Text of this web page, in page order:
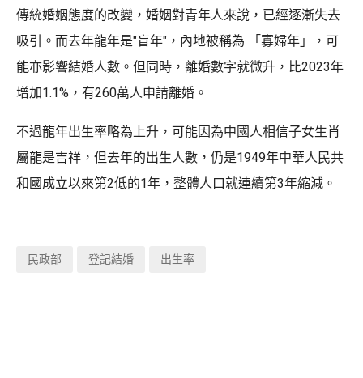
傳統婚姻態度的改變，婚姻對青年人來說，已經逐漸失去
吸引。而去年龍年是"盲年"，內地被稱為 「寡婦年」，可
能亦影響結婚人數。但同時，離婚數字就微升，比2023年
增加1.1%，有260萬人申請離婚。
不過龍年出生率略為上升，可能因為中國人相信子女生肖
屬龍是吉祥，但去年的出生人數，仍是1949年中華人民共
和國成立以來第2低的1年，整體人口就連續第3年縮減。
民政部 登記結婚 出生率